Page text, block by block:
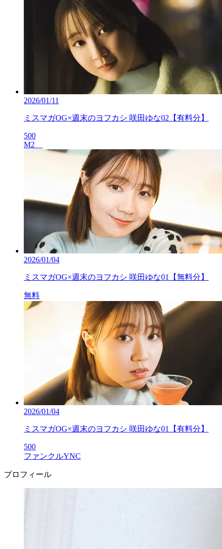
2026/01/11
ミスマガOG×週末のヨフカシ 咲田ゆな02【有料分】
500
M2__
2026/01/04
ミスマガOG×週末のヨフカシ 咲田ゆな01【無料分】
無料
2026/01/04
ミスマガOG×週末のヨフカシ 咲田ゆな01【有料分】
500
ファンクルYNC
プロフィール